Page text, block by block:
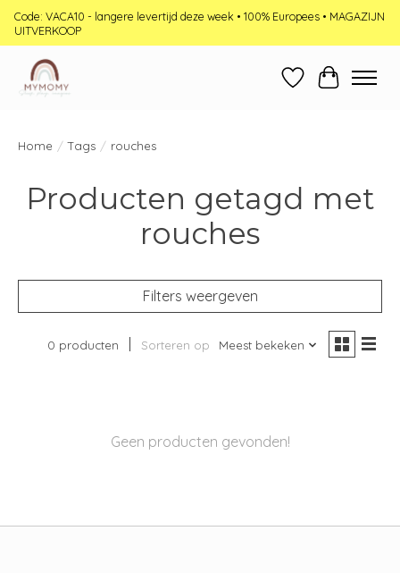
Code: VACA10 - langere levertijd deze week • 100% Europees • MAGAZIJN
UITVERKOOP
Verlanglijst
Home / Tags / rouches
Producten getagd met
rouches
Filters weergeven
0 producten Sorteren op Meest bekeken
Geen producten gevonden!